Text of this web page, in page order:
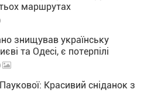
маршрутах
знищував українську
та Одесі, є потерпілі
Красивий сніданок з